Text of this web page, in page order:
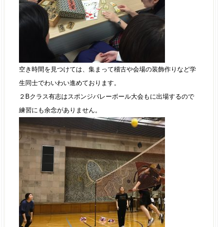
空き時間を見つけては、集まって稽古や会場の装飾作りなど学
生同士でわいわい進めております。
２Bクラス有志はスポンジバレーボール大会もに出場するので
練習にも余念がありません。